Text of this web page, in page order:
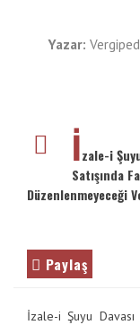
Yazar:
İzale-i
Satışında
Düzenlenmeyeceği
Paylaş
İzale-i Şuyu Davası
ENTER
DOKUNUN